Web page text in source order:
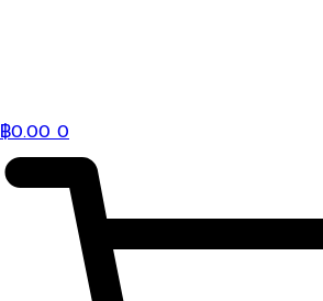
฿0.00 0